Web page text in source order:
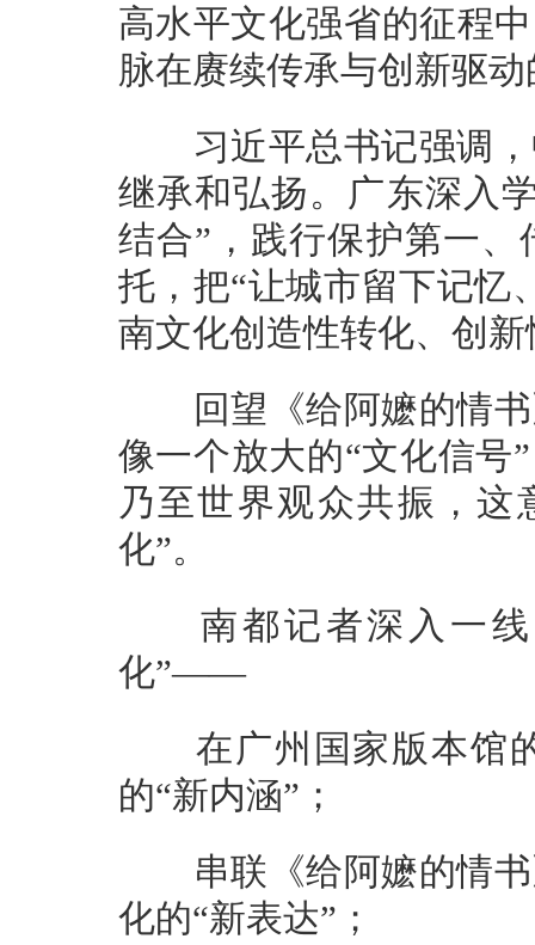
高水平文化强省的征程
脉在赓续传承与创新驱
习近平总书记强调，
继承和弘扬。广东深入
结合”，践行保护第一
托，把“让城市留下记忆
南文化创造性转化、创
回望《给阿嬷的情书
像一个放大的“文化信号
乃至世界观众共振，
化”。
南都记者深入一线
化”——
在广州国家版本馆的
的“新内涵”；
串联《给阿嬷的情书
化的“新表达”；